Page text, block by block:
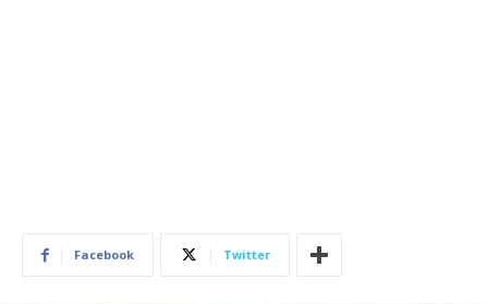
Facebook Twitter